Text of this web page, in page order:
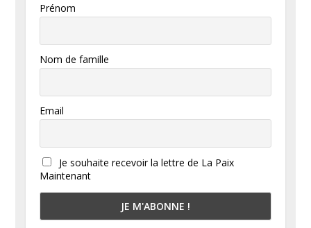
Prénom
Nom de famille
Email
Je souhaite recevoir la lettre de La Paix
Maintenant